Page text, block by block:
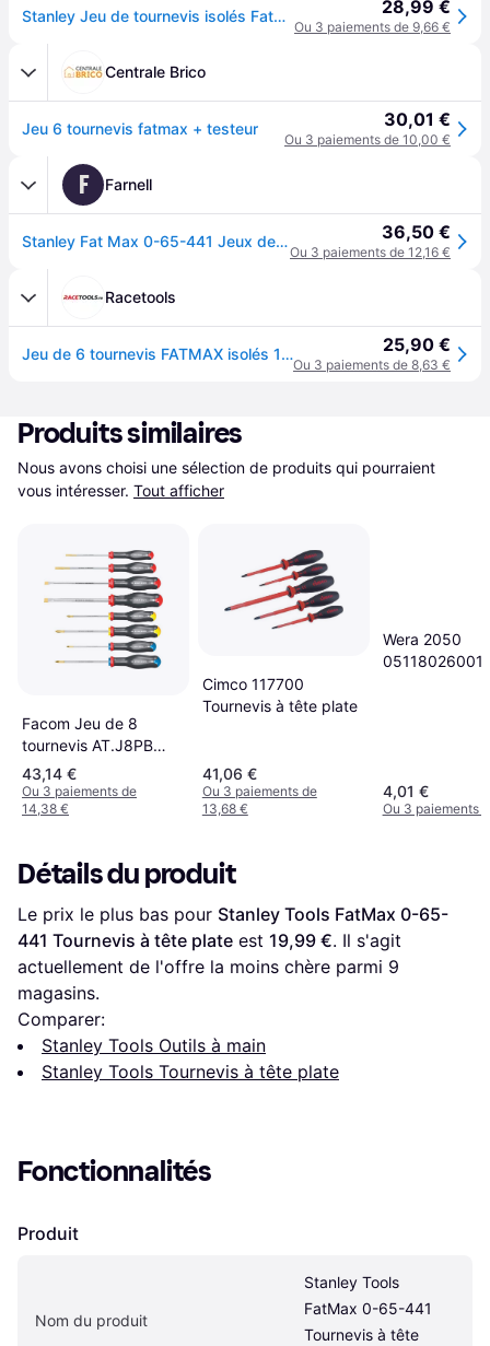
Stanley Jeu de tournevis isolés FatMax à fente/PH avec détecteur de tension, 6 pièces 28,99 €
Ou 3 paiements de 9,66 €
Centrale Brico
Jeu 6 tournevis fatmax + testeur 30,01 €
Ou 3 paiements de 10,00 €
F Farnell
Stanley Fat Max 0-65-441 Jeux de tournevis 36,50 €
Ou 3 paiements de 12,16 €
Racetools
Jeu de 6 tournevis FATMAX isolés 1000V électricien STANLEY 0-65-441 avec testeur - philips 25,90 €
Ou 3 paiements de 8,63 €
Produits similaires
Nous avons choisi une sélection de produits qui pourraient
vous intéresser. Tout afficher
Facom Jeu de 8
tournevis AT.J8PB
(plats et cruciformes)
Tournevis à tête plate
43,14 €
Ou 3 paiements de
14,38 €
Cimco 117700
Tournevis à tête plate
41,06 €
Ou 3 paiements de
13,68 €
Wera 2050
05118026001
4,01 €
Ou 3 paiements
Détails du produit
Le prix le plus bas pour Stanley Tools FatMax 0-65-
441 Tournevis à tête plate est 19,99 €. Il s'agit
actuellement de l'offre la moins chère parmi 9
magasins.
Comparer:
Stanley Tools Outils à main
Stanley Tools Tournevis à tête plate
Fonctionnalités
Produit
Nom du produit
Stanley Tools
FatMax 0-65-441
Tournevis à tête